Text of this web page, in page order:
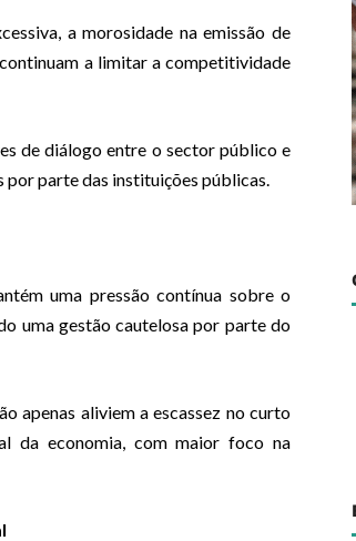
a morosidade na emissão de
a limitar a competitividade
de diálogo entre o sector público e
por parte das instituições públicas.
uma pressão contínua sobre o
uma gestão cautelosa por parte do
apenas aliviem a escassez no curto
da economia, com maior foco na